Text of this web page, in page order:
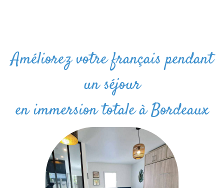
Améliorez votre français pendant
un séjour
en immersion totale à Bordeaux